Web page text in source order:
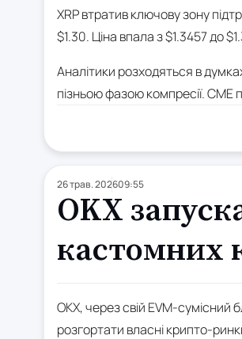
XRP втратив ключову зону
$1.30. Ціна впала з $1.3457 до
Аналітики розходяться в
пізньою фазою компресії. CME
26 трав. 202609:55
OKX
кастомних
OKX, через свій EVM-
розгортати власні крипто-